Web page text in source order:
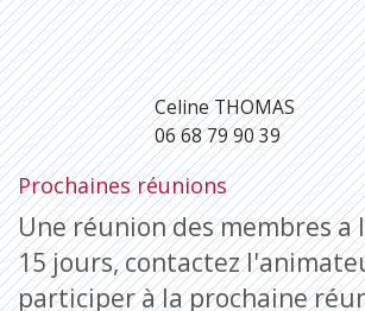
Celine THOMAS
06 68 79 90 39
Prochaines réunions
Une réunion des membres a
15 jours, contactez
participer à la prochaine